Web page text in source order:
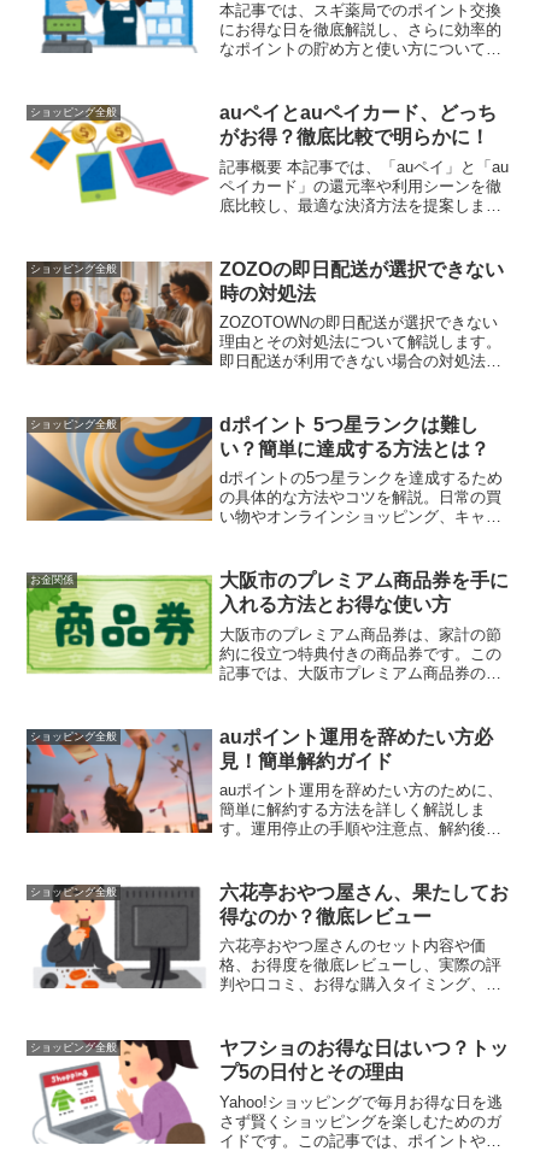
本記事では、スギ薬局でのポイント交換
にお得な日を徹底解説し、さらに効率的
なポイントの貯め方と使い方について詳
っと楽しみましょう。
ショッピング全般
auペイとauペイカード、どっち
がお得？徹底比較で明らかに！
記事概要 本記事では、「auペイ」と「au
ペイカード」の還元率や利用シーンを徹
底比較し、最適な決済方法を提案しま
ショッピング全般
ZOZOの即日配送が選択できない
時の対処法
ZOZOTOWNの即日配送が選択できない
理由とその対処法について解説します。
即日配送が利用できない場合の対処法や
ショッピング全般
dポイント 5つ星ランクは難し
い？簡単に達成する方法とは？
dポイントの5つ星ランクを達成するため
の具体的な方法やコツを解説。日常の買
い物やオンラインショッピング、キャン
お金関係
大阪市のプレミアム商品券を手に
入れる方法とお得な使い方
大阪市のプレミアム商品券は、家計の節
約に役立つ特典付きの商品券です。この
記事では、大阪市プレミアム商品券の購
説します。注意点や有効期限、割引キャ
ンペーン情報も掲載しているので、最大
限に活用し、生活を豊かにするための秘
訣を学びましょう。
ショッピング全般
auポイント運用を辞めたい方必
見！簡単解約ガイド
auポイント運用を辞めたい方のために、
簡単に解約する方法を詳しく解説しま
す。運用停止の手順や注意点、解約後の
に解約し、ポイントを無駄なく活用する
方法がわかります。
ショッピング全般
六花亭おやつ屋さん、果たしてお
得なのか？徹底レビュー
六花亭おやつ屋さんのセット内容や価
格、お得度を徹底レビューし、実際の評
判や口コミ、お得な購入タイミング、他
ガイドです。
ショッピング全般
ヤフショのお得な日はいつ？トッ
プ5の日付とその理由
Yahoo!ショッピングで毎月お得な日を逃
さず賢くショッピングを楽しむためのガ
イドです。この記事では、ポイントや割